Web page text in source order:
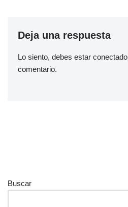
Deja una respuesta
Lo siento, debes estar conectado
comentario.
Buscar